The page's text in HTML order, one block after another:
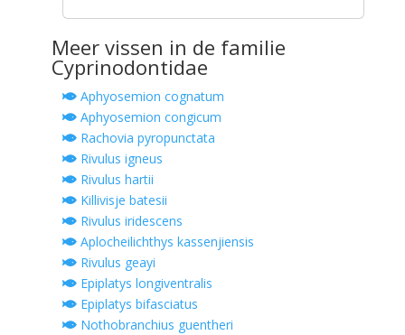
Meer vissen in de familie
Cyprinodontidae
Aphyosemion cognatum
Aphyosemion congicum
Rachovia pyropunctata
Rivulus igneus
Rivulus hartii
Killivisje batesii
Rivulus iridescens
Aplocheilichthys kassenjiensis
Rivulus geayi
Epiplatys longiventralis
Epiplatys bifasciatus
Nothobranchius guentheri